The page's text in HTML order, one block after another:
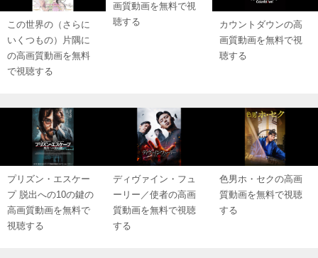
この世界の（さらに
いくつもの）片隅に
の高画質動画を無料
で視聴する
画質動画を無料で視
聴する
カウントダウンの高
画質動画を無料で視
聴する
プリズン・エスケー
プ 脱出への10の鍵の
高画質動画を無料で
視聴する
ディヴァイン・フュ
ーリー／使者の高画
質動画を無料で視聴
する
色男ホ・セクの高画
質動画を無料で視聴
する